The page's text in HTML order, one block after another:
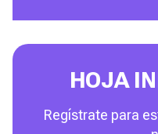
HOJA
Regístrate para